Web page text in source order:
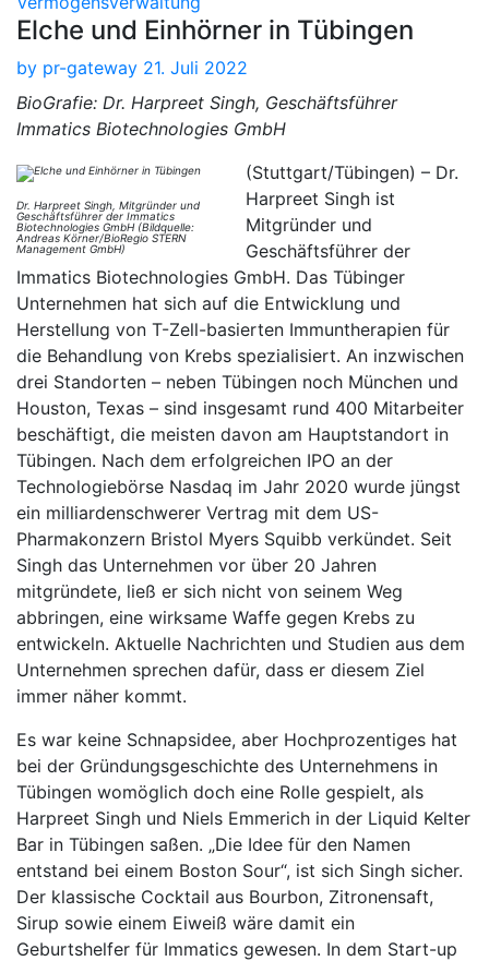
Elche und Einhörner in Tübingen
by pr-gateway 21. Juli 2022
BioGrafie: Dr. Harpreet Singh, Geschäftsführer
Immatics Biotechnologies GmbH
Dr. Harpreet Singh, Mitgründer und
Geschäftsführer der Immatics
Biotechnologies GmbH (Bildquelle:
Andreas Körner/BioRegio STERN
Management GmbH)
(Stuttgart/Tübingen) – Dr.
Harpreet Singh ist
Mitgründer und
Geschäftsführer der
Immatics Biotechnologies GmbH. Das Tübinger
Unternehmen hat sich auf die Entwicklung und
Herstellung von T-Zell-basierten Immuntherapien für
die Behandlung von Krebs spezialisiert. An inzwischen
drei Standorten – neben Tübingen noch München und
Houston, Texas – sind insgesamt rund 400 Mitarbeiter
beschäftigt, die meisten davon am Hauptstandort in
Tübingen. Nach dem erfolgreichen IPO an der
Technologiebörse Nasdaq im Jahr 2020 wurde jüngst
ein milliardenschwerer Vertrag mit dem US-
Pharmakonzern Bristol Myers Squibb verkündet. Seit
Singh das Unternehmen vor über 20 Jahren
mitgründete, ließ er sich nicht von seinem Weg
abbringen, eine wirksame Waffe gegen Krebs zu
entwickeln. Aktuelle Nachrichten und Studien aus dem
Unternehmen sprechen dafür, dass er diesem Ziel
immer näher kommt.
Es war keine Schnapsidee, aber Hochprozentiges hat
bei der Gründungsgeschichte des Unternehmens in
Tübingen womöglich doch eine Rolle gespielt, als
Harpreet Singh und Niels Emmerich in der Liquid Kelter
Bar in Tübingen saßen. „Die Idee für den Namen
entstand bei einem Boston Sour“, ist sich Singh sicher.
Der klassische Cocktail aus Bourbon, Zitronensaft,
Sirup sowie einem Eiweiß wäre damit ein
Geburtshelfer für Immatics gewesen. In dem Start-up